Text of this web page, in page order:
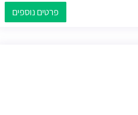
פרטים נוספים